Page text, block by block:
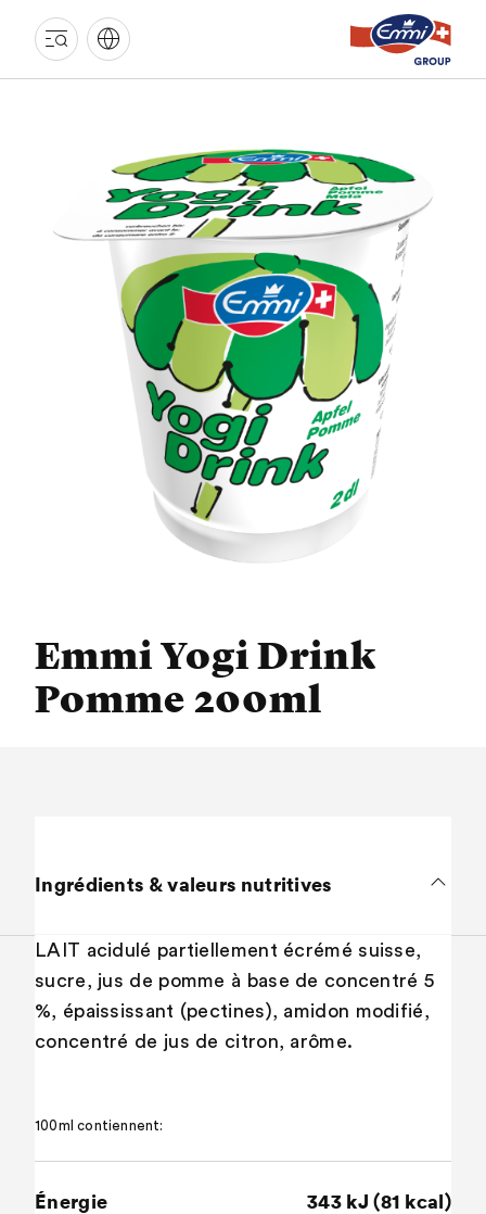
GROUPE
EMMI
Emmi Yogi Drink
Pomme 200ml
Ingrédients & valeurs nutritives
LAIT acidulé partiellement écrémé suisse,
sucre, jus de pomme à base de concentré 5
%, épaississant (pectines), amidon modifié,
concentré de jus de citron, arôme.
100ml contiennent:
Énergie 343 kJ (81 kcal)